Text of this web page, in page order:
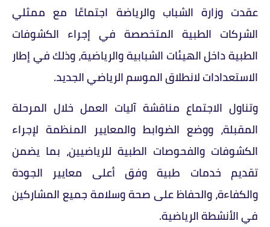
عقدت وزارة الشباب والرياضة اجتماعًا مع ممثلي
الشركات الطبية المتخصصة في إجراء الكشوفات
الطبية داخل الهيئات الشبابية والرياضية، وذلك في إطار
الاستعدادات لانطلاق الموسم الرياضي الجديد.
وتناول الاجتماع مناقشة آليات العمل خلال المرحلة
المقبلة، ووضع الضوابط والمعايير المنظمة لإجراء
الكشوفات والفحوصات الطبية للرياضيين، بما يضمن
تقديم خدمات طبية وفق أعلى معايير الجودة
والكفاءة، والحفاظ على صحة وسلامة جميع المشاركين
في الأنشطة الرياضية.